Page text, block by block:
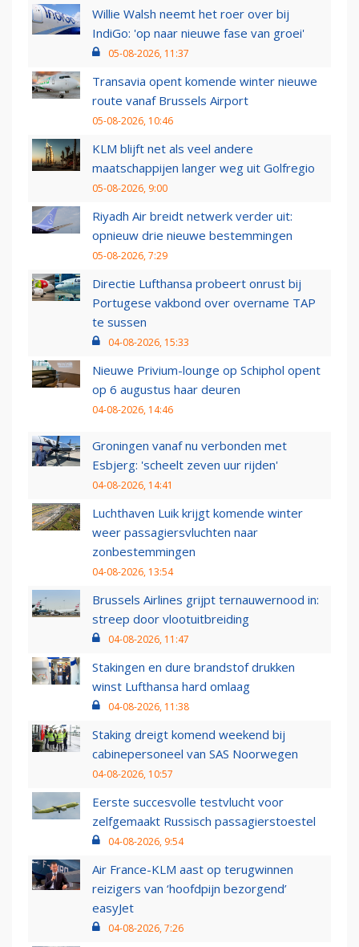
Willie Walsh neemt het roer over bij
IndiGo: 'op naar nieuwe fase van groei'
05-08-2026, 11:37
Transavia opent komende winter nieuwe
route vanaf Brussels Airport
05-08-2026, 10:46
KLM blijft net als veel andere
maatschappijen langer weg uit Golfregio
05-08-2026, 9:00
Riyadh Air breidt netwerk verder uit:
opnieuw drie nieuwe bestemmingen
05-08-2026, 7:29
Directie Lufthansa probeert onrust bij
Portugese vakbond over overname TAP
te sussen
04-08-2026, 15:33
Nieuwe Privium-lounge op Schiphol opent
op 6 augustus haar deuren
04-08-2026, 14:46
Groningen vanaf nu verbonden met
Esbjerg: 'scheelt zeven uur rijden'
04-08-2026, 14:41
Luchthaven Luik krijgt komende winter
weer passagiersvluchten naar
zonbestemmingen
04-08-2026, 13:54
Brussels Airlines grijpt ternauwernood in:
streep door vlootuitbreiding
04-08-2026, 11:47
Stakingen en dure brandstof drukken
winst Lufthansa hard omlaag
04-08-2026, 11:38
Staking dreigt komend weekend bij
cabinepersoneel van SAS Noorwegen
04-08-2026, 10:57
Eerste succesvolle testvlucht voor
zelfgemaakt Russisch passagierstoestel
04-08-2026, 9:54
Air France-KLM aast op terugwinnen
reizigers van ‘hoofdpijn bezorgend’
easyJet
04-08-2026, 7:26